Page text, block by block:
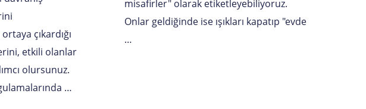
çıkardığı
etkili olanlar
olursunuz.
…
misafirler" olarak etiketleyebiliyoruz.
Onlar geldiğinde ise ışıkları kapatıp "evde
…